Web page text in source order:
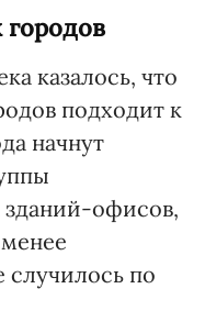
казалось, что
подходит к
начнут
зданий-офисов,
случилось по